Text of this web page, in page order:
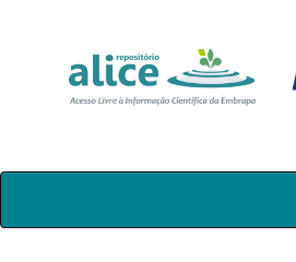
Skip